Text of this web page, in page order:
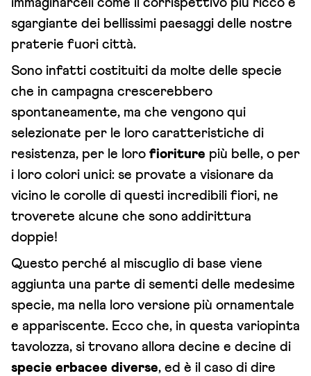
immaginarceli come il corrispettivo più ricco e
sgargiante dei bellissimi paesaggi delle nostre
praterie fuori città.
Sono infatti costituiti da molte delle specie
che in campagna crescerebbero
spontaneamente, ma che vengono qui
selezionate per le loro caratteristiche di
resistenza, per le loro fioriture più belle, o per
i loro colori unici: se provate a visionare da
vicino le corolle di questi incredibili fiori, ne
troverete alcune che sono addirittura
doppie!
Questo perché al miscuglio di base viene
aggiunta una parte di sementi delle medesime
specie, ma nella loro versione più ornamentale
e appariscente. Ecco che, in questa variopinta
tavolozza, si trovano allora decine e decine di
specie erbacee diverse, ed è il caso di dire